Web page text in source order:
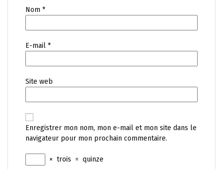
Nom *
E-mail *
Site web
Enregistrer mon nom, mon e-mail et mon site dans le
navigateur pour mon prochain commentaire.
× trois = quinze